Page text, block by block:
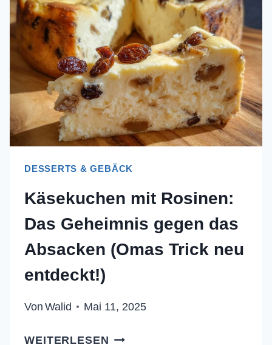
GETROCKNETEN
TOMATEN:
SO
BLEIBT
ER
SAFTIG
DESSERTS & GEBÄCK
Käsekuchen mit Rosinen:
Das Geheimnis gegen das
Absacken (Omas Trick neu
entdeckt!)
Von Walid Mai 11, 2025
WEITERLESEN KÄSEKUCHEN